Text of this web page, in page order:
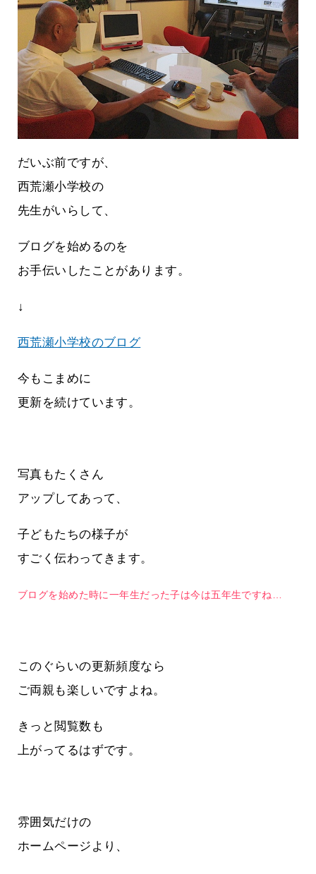
だいぶ前ですが、
西荒瀬小学校の
先生がいらして、
ブログを始めるのを
お手伝いしたことがあります。
↓
西荒瀬小学校のブログ
今もこまめに
更新を続けています。
写真もたくさん
アップしてあって、
子どもたちの様子が
すごく伝わってきます。
ブログを始めた時に一年生だった子は今は五年生ですね…
このぐらいの更新頻度なら
ご両親も楽しいですよね。
きっと閲覧数も
上がってるはずです。
雰囲気だけの
ホームページより、